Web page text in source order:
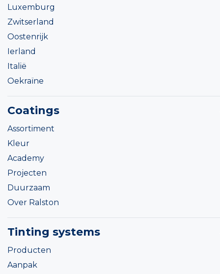
Luxemburg
Zwitserland
Oostenrijk
Ierland
Italië
Oekraïne
Coatings
Assortiment
Kleur
Academy
Projecten
Duurzaam
Over Ralston
Tinting systems
Producten
Aanpak